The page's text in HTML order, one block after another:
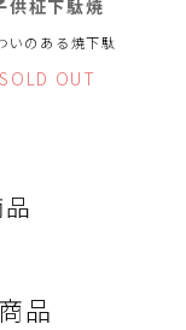
供柾下駄焼
いのある焼下駄
SOLD OUT
品